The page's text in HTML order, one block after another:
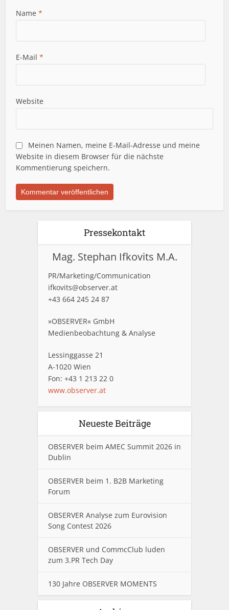
Name*
E-Mail*
Website
Meinen Namen, meine E-Mail-Adresse und meine
Website in diesem Browser für die nächste
Kommentierung speichern.
Pressekontakt
Mag. Stephan Ifkovits M.A.
PR/Marketing/Communication
ifkovits@observer.at
+43 664 245 24 87
»OBSERVER« GmbH
Medienbeobachtung & Analyse
Lessinggasse 21
A-1020 Wien
Fon: +43 1 213 22 0
www.observer.at
Neueste Beiträge
OBSERVER beim AMEC Summit 2026 in
Dublin
OBSERVER beim 1. B2B Marketing
Forum
OBSERVER Analyse zum Eurovision
Song Contest 2026
OBSERVER und CommcClub luden
zum 3.PR Tech Day
130 Jahre OBSERVER MOMENTS